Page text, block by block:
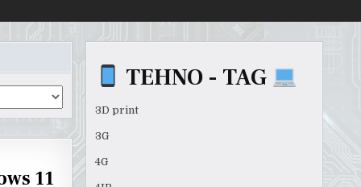
11
TEHNO - TAG
3D print
3G
4G